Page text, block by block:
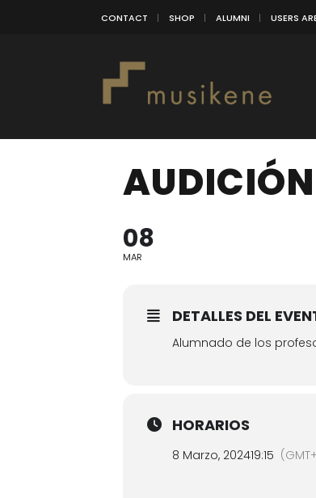
CONTACT SHOP ALUMNI USERS
08
MAR
DETALLES DEL
Alumnado de los
HORARIOS
8 Marzo, 202419:15